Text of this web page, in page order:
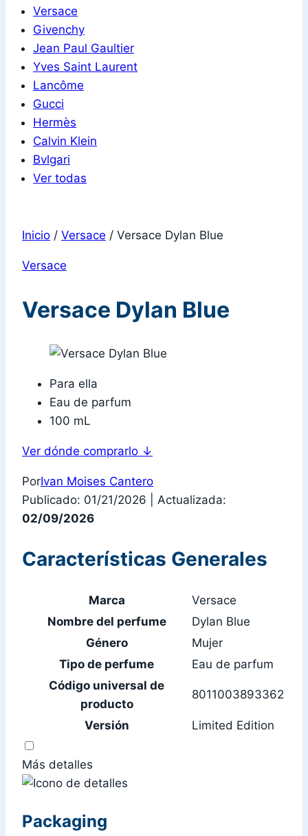
Versace
Givenchy
Jean Paul Gaultier
Yves Saint Laurent
Lancôme
Gucci
Hermès
Calvin Klein
Bvlgari
Ver todas
Inicio / Versace / Versace Dylan Blue
Versace
Versace Dylan Blue
Para ella
Eau de parfum
100 mL
Ver dónde comprarlo ↓
PorIvan Moises Cantero
Publicado: 01/21/2026
Actualizada:
02/09/2026
Características Generales
Marca
Versace
Nombre del perfume
Dylan Blue
Género
Mujer
Tipo de perfume
Eau de parfum
Código universal de
producto
8011003893362
Versión Limited Edition
Más detalles
Packaging